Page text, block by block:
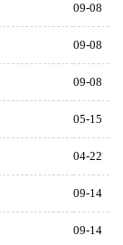
09-08
09-08
09-08
05-15
04-22
09-14
09-14